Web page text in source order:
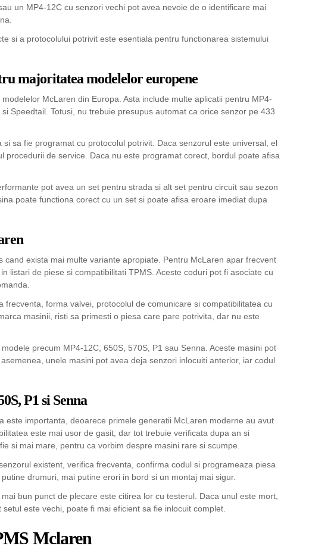
un MP4-12C cu senzori vechi pot avea nevoie de o identificare mai
si a protocolului potrivit este esentiala pentru functionarea sistemului
majoritatea modelelor europene
McLaren din Europa. Asta include multe aplicatii pentru MP4-
Speedtail. Totusi, nu trebuie presupus automat ca orice senzor pe 433
sa fie programat cu protocolul potrivit. Daca senzorul este universal, el
de service. Daca nu este programat corect, bordul poate afisa
pot avea un set pentru strada si alt set pentru circuit sau sezon
poate functiona corect cu un set si poate afisa eroare imediat dupa
exista mai multe variante apropiate. Pentru McLaren apar frecvent
listari de piese si compatibilitati TPMS. Aceste coduri pot fi asociate cu
forma valvei, protocolul de comunicare si compatibilitatea cu
masinii, risti sa primesti o piesa care pare potrivita, dar nu este
precum MP4-12C, 650S, 570S, P1 sau Senna. Aceste masini pot
unele masini pot avea deja senzori inlocuiti anterior, iar codul
P1 si Senna
este importanta, deoarece primele generatii McLaren moderne au avut
este mai usor de gasit, dar tot trebuie verificata dupa an si
si mai mare, pentru ca vorbim despre masini rare si scumpe.
existent, verifica frecventa, confirma codul si programeaza piesa
drumuri, mai putine erori in bord si un montaj mai sigur.
bun punct de plecare este citirea lor cu testerul. Daca unul este mort,
este vechi, poate fi mai eficient sa fie inlocuit complet.
Mclaren